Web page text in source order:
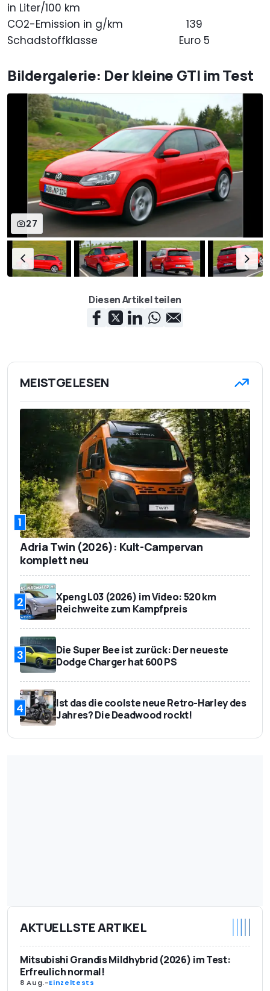
in Liter/100 km
CO2-Emission in g/km
139
Schadstoffklasse
Euro 5
Bildergalerie: Der kleine GTI im Test
27
Diesen Artikel teilen
MEISTGELESEN
1
Adria Twin (2026): Kult-Campervan
komplett neu
2
Xpeng L03 (2026) im Video: 520 km
Reichweite zum Kampfpreis
3
Die Super Bee ist zurück: Der neueste
Dodge Charger hat 600 PS
4
Ist das die coolste neue Retro-Harley des
Jahres? Die Deadwood rockt!
AKTUELLSTE ARTIKEL
Mitsubishi Grandis Mildhybrid (2026) im Test:
Erfreulich normal!
8 Aug.-Einzeltests